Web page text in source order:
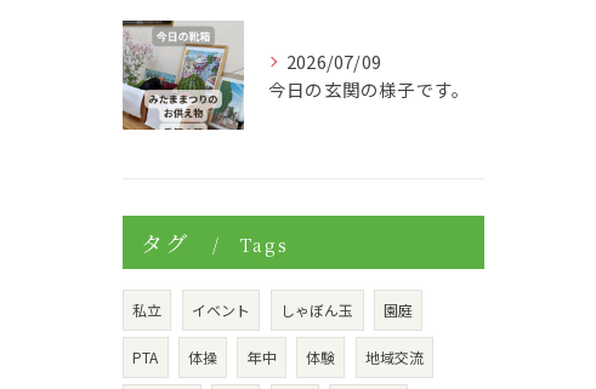
2026/07/09
今日の玄関の様子です。
タグ Tags
私立 イベント しゃぼん玉 園庭
PTA 体操 年中 体験 地域交流